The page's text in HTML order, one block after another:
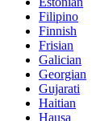
Filipino
Finnish
Frisian
Galician
Georgian
Gujarati
Haitian
Hausa